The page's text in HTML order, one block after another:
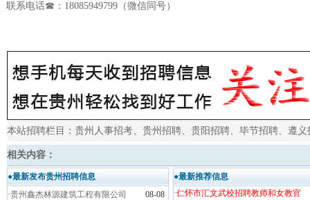
联系电话☎：18085949799（微信同号）
本站招聘栏目： 贵州人事招考、 贵州招聘、 贵阳招聘、 毕节招聘、 遵义
相关内容：
●最新发布贵州招聘信息
·贵州鑫杰林源建筑工程有限公司
08-08
●最新推荐信息
·仁怀市汇文武校招聘教师和女教官